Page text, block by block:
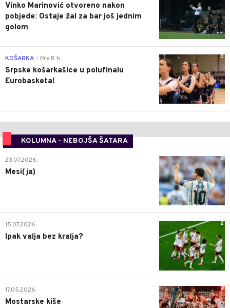
Vinko Marinović otvoreno nakon
pobjede: Ostaje žal za bar još jednim
golom
0
KOŠARKA Pre 8 h
Srpske košarkašice u polufinalu
Eurobasketa!
KOLUMNA - NEBOJŠA ŠATARA
0
23.07.2026.
Mesi(ja)
2
15.07.2026.
Ipak valja bez kralja?
0
17.05.2026.
Mostarske kiše